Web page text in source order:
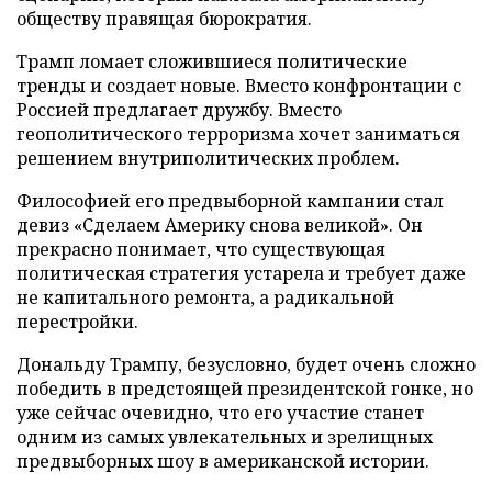
обществу правящая бюрократия.
Трамп ломает сложившиеся политические
тренды и создает новые. Вместо конфронтации с
Россией предлагает дружбу. Вместо
геополитического терроризма хочет заниматься
решением внутриполитических проблем.
Философией его предвыборной кампании стал
девиз «Сделаем Америку снова великой». Он
прекрасно понимает, что существующая
политическая стратегия устарела и требует даже
не капитального ремонта, а радикальной
перестройки.
Дональду Трампу, безусловно, будет очень сложно
победить в предстоящей президентской гонке, но
уже сейчас очевидно, что его участие станет
одним из самых увлекательных и зрелищных
предвыборных шоу в американской истории.